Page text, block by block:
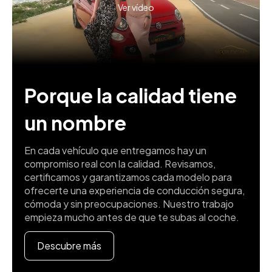
Ver vídeo
Porque la calidad tiene
un nombre
En cada vehículo que entregamos hay un
compromiso real con la calidad. Revisamos,
certificamos y garantizamos cada modelo para
ofrecerte una experiencia de conducción segura,
cómoda y sin preocupaciones. Nuestro trabajo
empieza mucho antes de que te subas al coche.
Descubre más